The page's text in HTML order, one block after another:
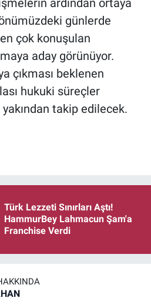
ardından ortaya
günlerde
çok konuşulan
aday görünüyor.
çıkması beklenen
hukuki süreçler
takip edilecek.
Türk Lezzeti Sınırları Aştı!
HammurBey Lahmacun Şam'a
Franchise Verdi